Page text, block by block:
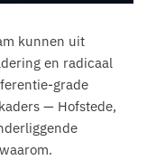
kunnen uit
en radicaal
grade
— Hofstede,